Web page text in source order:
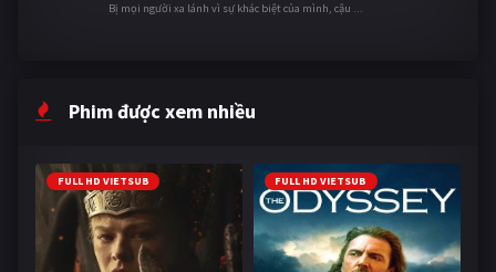
Bị mọi người xa lánh vì sự khác biệt của mình, cậu ...
Phim được xem nhiều
FULL HD VIETSUB FULL HD VIETSUB